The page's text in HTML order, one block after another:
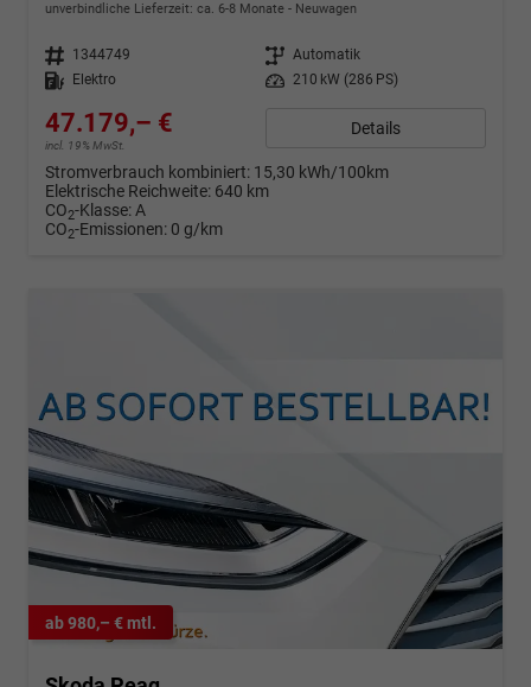
unverbindliche Lieferzeit: ca. 6-8 Monate Neuwagen
Fahrzeugnr. 1344749 Getriebe Automatik
Kraftstoff
Elektro Leistung 210 kW (286 PS)
47.179,– €
incl. 19% MwSt.
Details
Stromverbrauch kombiniert: 15,30 kWh/100km
Elektrische Reichweite: 640 km
CO2-Klasse:A
CO2-Emissionen: 0 g/km
ab 980,– € mtl.